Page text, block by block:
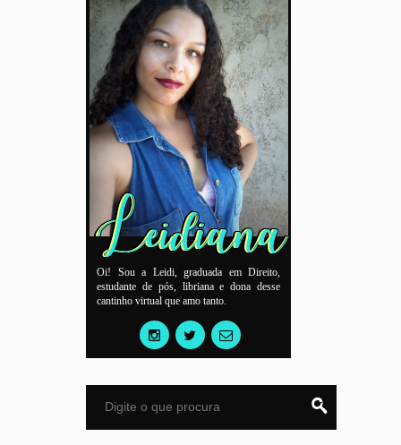
Oi! Sou a Leidi, graduada em Direito,
estudante de pós, libriana e dona desse
cantinho virtual que amo tanto.